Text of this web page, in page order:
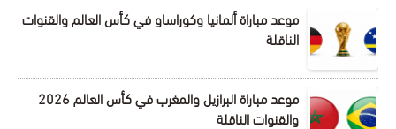
موعد مباراة ألمانيا وكوراساو في كأس العالم والقنوات
الناقلة
موعد مباراة البرازيل والمغرب في كأس العالم 2026
والقنوات الناقلة